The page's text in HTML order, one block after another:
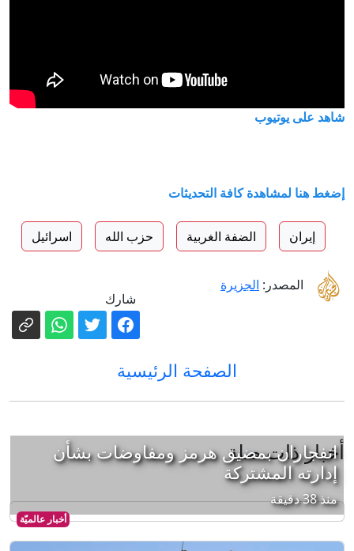
شاهد على يوتيوب
إضغط هنا لمشاهدة كافة التحديثات
إيران الضفة الغربية حزب الله اسرائيل
المصدر: الجزيرة
شارك
الصفحة الرئيسية
أخبار ذات صلة
أخبار عالميّة
انفجاران بمضيق هرمز ومفاوضات بشأن
إدارته المشتركة
منذ 38 دقيقة